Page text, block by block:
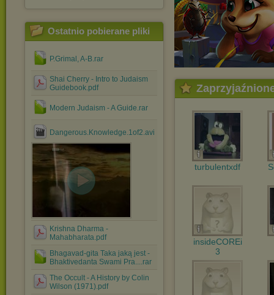
Ostatnio pobierane pliki
P.Grimal, A-B.rar
Shai Cherry - Intro to Judaism
Guidebook.pdf
Modern Judaism - A Guide.rar
Dangerous.Knowledge.1of2.avi
Krishna Dharma -
Mahabharata.pdf
Bhagavad-gita Taka jaką jest -
Bhaktivedanta Swami Pra....rar
The Occult - A History by Colin
Wilson (1971).pdf
turbulentxdf
insideCOREi
3